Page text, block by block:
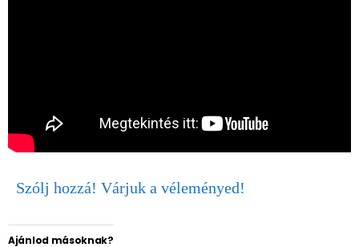
Szólj hozzá! Várjuk a véleményed!
Ajánlod másoknak?